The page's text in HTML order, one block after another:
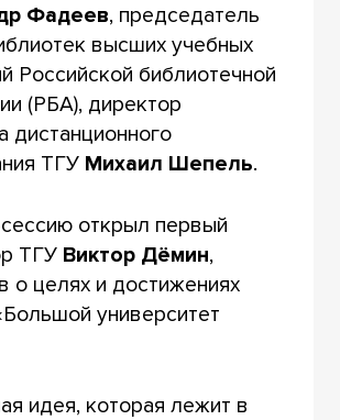
Фадеев, председатель
высших учебных
Российской библиотечной
(РБА), директор
дистанционного
ТГУ Михаил Шепель.
открыл первый
ТГУ Виктор Дёмин,
о целях и достижениях
университет
идея, которая лежит в